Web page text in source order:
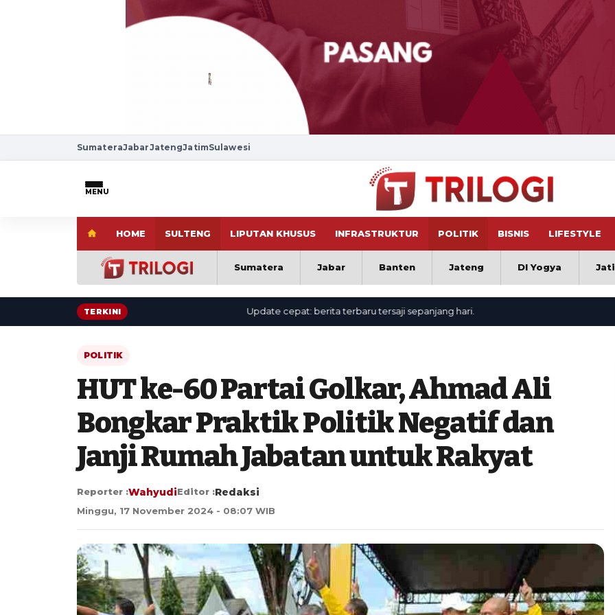
SumateraJabarJatengJatimSulawesi
MENU
HOME SULTENG LIPUTAN KHUSUS INFRASTRUKTUR POLITIK BISNIS LIFESTYLE
Sumatera Jabar Banten Jateng DI Yogya
TERKINI Update cepat: berita terbaru tersaji sepanjang hari.
POLITIK
HUT ke-60 Partai Golkar, Ahmad Ali
Bongkar Praktik Politik Negatif dan
Janji Rumah Jabatan untuk Rakyat
Reporter :WahyudiEditor :Redaksi
Minggu, 17 November 2024 - 08:07 WIB